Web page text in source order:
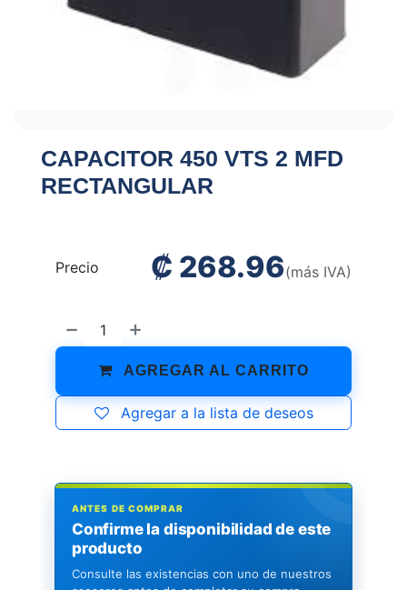
CAPACITOR 450 VTS 2 MFD
RECTANGULAR
AGREGAR AL CARRITO
Agregar a la lista de deseos
Precio ₡ 268.96(más IVA)
ANTES DE COMPRAR
Confirme la disponibilidad de este
producto
Consulte las existencias con uno de nuestros